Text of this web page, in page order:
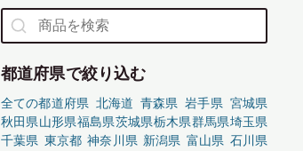
都道府県で絞り込む
全ての都道府県 北海道 青森県 岩手県 宮城県
秋田県山形県福島県茨城県栃木県群馬県埼玉県
千葉県 東京都 神奈川県 新潟県 富山県 石川県